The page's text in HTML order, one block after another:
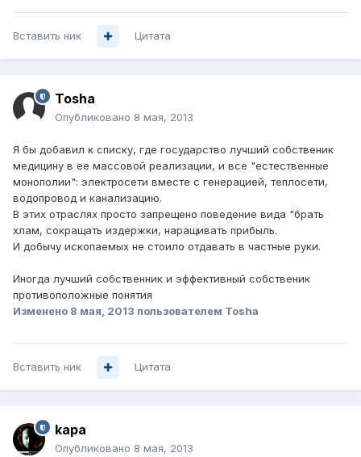
Вставить ник Цитата
Tosha
Опубликовано 8 мая, 2013
Я бы добавил к списку, где государство лучший собственик
медицину в ее массовой реализации, и все "естественные
монополии": электросети вместе с генерацией, теплосети,
водопровод и канализацию.
В этих отраслях просто запрещено поведение вида "брать
хлам, сокращать издержки, наращивать прибыль.
И добычу ископаемых не стоило отдавать в частные руки.
Иногда лучший собственник и эффективный собственик
противоположные понятия
Изменено 8 мая, 2013 пользователем Tosha
Вставить ник Цитата
kapa
Опубликовано 8 мая, 2013